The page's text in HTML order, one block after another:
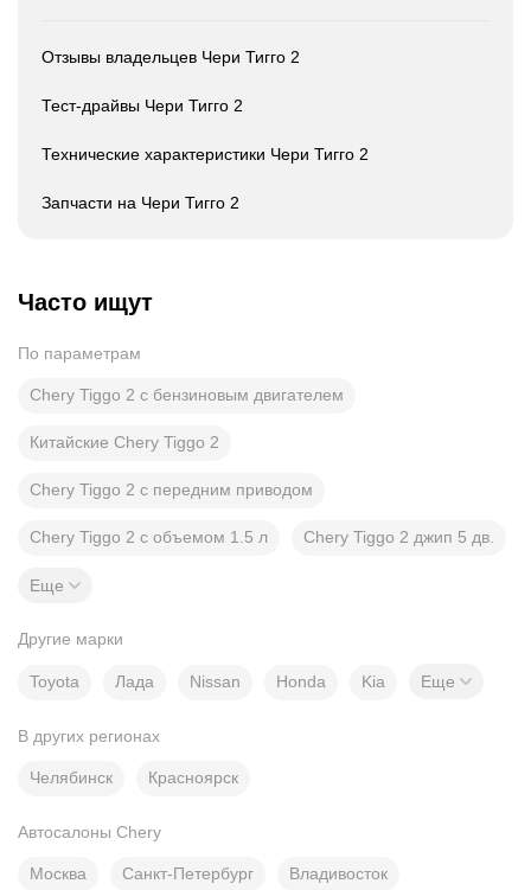
Отзывы владельцев Чери Тигго 2
Тест-драйвы Чери Тигго 2
Технические характеристики Чери Тигго 2
Запчасти на Чери Тигго 2
Часто ищут
По параметрам
Chery Tiggo 2 с бензиновым двигателем
Китайские Chery Tiggo 2
Chery Tiggo 2 с передним приводом
Chery Tiggo 2 с объемом 1.5 л Chery Tiggo 2 джип 5 дв.
Еще
Другие марки
Toyota Лада Nissan Honda Kia Еще
В других регионах
Челябинск Красноярск
Автосалоны Chery
Москва Санкт-Петербург Владивосток